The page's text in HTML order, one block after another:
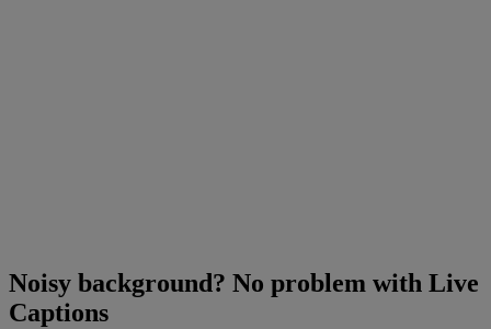
Noisy background? No problem with Live
Captions